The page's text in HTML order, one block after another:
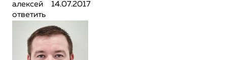
алексей 14.07.2017
ответить